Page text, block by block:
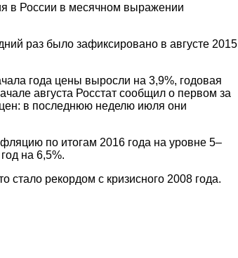
в России в месячном выражении
раз было зафиксировано в августе 2015
года цены выросли на 3,9%, годовая
августа Росстат сообщил о первом за
цен: в последнюю неделю июля они
по итогам 2016 года на уровне 5–
на 6,5%.
стало рекордом с кризисного 2008 года.